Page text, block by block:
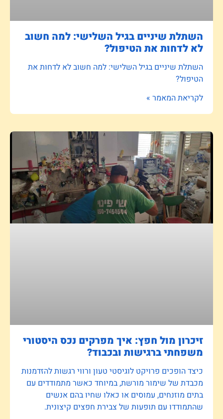
השתלת שיניים בגיל השלישי: למה חשוב
לא לדחות את הטיפול?
השתלת שיניים בגיל השלישי: למה חשוב לא לדחות את
הטיפול?
לקריאת המאמר »
זיכרון מול חפץ: איך מפרקים נכס היסטורי
משפחתי ברגישות ובכבוד?
כיצד הופכים פרויקט לוגיסטי טעון ורווי רגשות להזדמנות
מכבדת של שימור מורשת, במיוחד כאשר מתמודדים עם
בתים מוזנחים, עמוסים או כאלו שחיו בהם אנשים
שהתמודדו עם תופעות של צבירת חפצים קיצונית.